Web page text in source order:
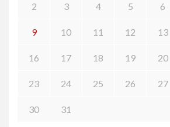
2 3 4 5 6
9 10 11 12 13
16 17 18 19 20
23 24 25 26 27
30 31